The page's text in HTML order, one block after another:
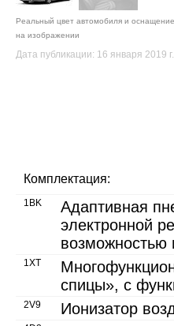
Реальный цвет автомобиля и
на изображении
Дата публикации: 16 января 2019 г.
Комплектация:
1BK
Адаптивная
электронной
возможностью
1XT
спицы», c
2V9 Ионизатор